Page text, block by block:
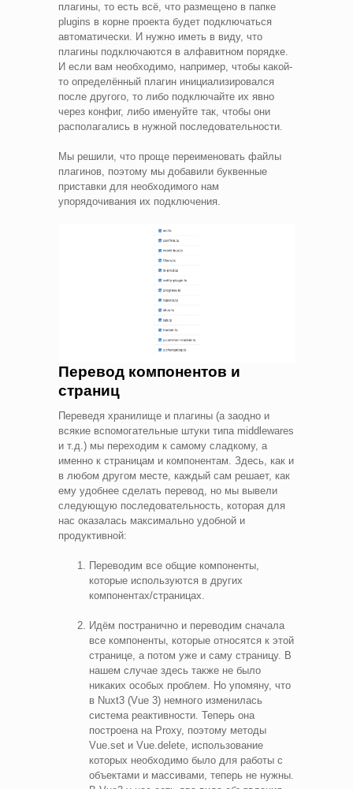
плагины, то есть всё, что размещено в папке
plugins в корне проекта будет подключаться
автоматически. И нужно иметь в виду, что
плагины подключаются в алфавитном порядке.
И если вам необходимо, например, чтобы какой-
то определённый плагин инициализировался
после другого, то либо подключайте их явно
через конфиг, либо именуйте так, чтобы они
располагались в нужной последовательности.
Мы решили, что проще переименовать файлы
плагинов, поэтому мы добавили буквенные
приставки для необходимого нам
упорядочивания их подключения.
Перевод компонентов и
страниц
Переведя хранилище и плагины (а заодно и
всякие вспомогательные штуки типа middlewares
и т.д.) мы переходим к самому сладкому, а
именно к страницам и компонентам. Здесь, как и
в любом другом месте, каждый сам решает, как
ему удобнее сделать перевод, но мы вывели
следующую последовательность, которая для
нас оказалась максимально удобной и
продуктивной:
Переводим все общие компоненты,
которые используются в других
компонентах/страницах.
Идём постранично и переводим сначала
все компоненты, которые относятся к этой
странице, а потом уже и саму страницу. В
нашем случае здесь также не было
никаких особых проблем. Но упомяну, что
в Nuxt3 (Vue 3) немного изменилась
система реактивности. Теперь она
построена на Proxy, поэтому методы
Vue.set и Vue.delete, использование
которых необходимо было для работы с
объектами и массивами, теперь не нужны.